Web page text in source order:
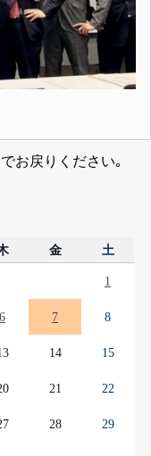
お戻りください｡
金 土
1
6 7 8
14 15
21 22
28 29